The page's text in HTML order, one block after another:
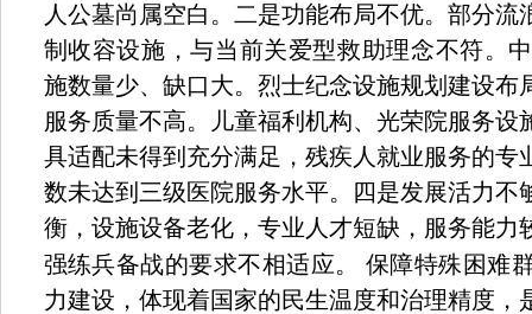
人公墓尚属空白。二是功能布局不优。部分
制收容设施，与当前关爱型救助理念不符。
施数量少、缺口大。烈士纪念设施规划建设布
服务质量不高。儿童福利机构、光荣院服务设
具适配未得到充分满足，残疾人就业服务的专
数未达到三级医院服务水平。四是发展活力不
衡，设施设备老化，专业人才短缺，服务能力
强练兵备战的要求不相适应。
保障特殊困难
力建设，体现着国家的民生温度和治理精度，